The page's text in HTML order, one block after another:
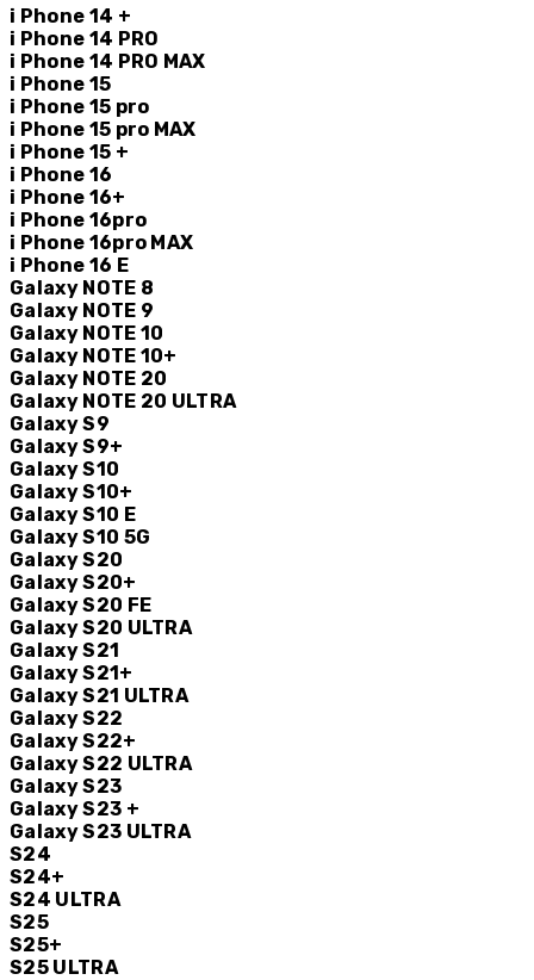
i Phone 14 +
i Phone 14 PRO
i Phone 14 PRO MAX
i Phone 15
i Phone 15 pro
i Phone 15 pro MAX
i Phone 15 +
i Phone 16
i Phone 16+
i Phone 16pro
i Phone 16pro MAX
i Phone 16 E
Galaxy NOTE 8
Galaxy NOTE 9
Galaxy NOTE 10
Galaxy NOTE 10+
Galaxy NOTE 20
Galaxy NOTE 20 ULTRA
Galaxy S9
Galaxy S9+
Galaxy S10
Galaxy S10+
Galaxy S10 E
Galaxy S10 5G
Galaxy S20
Galaxy S20+
Galaxy S20 FE
Galaxy S20 ULTRA
Galaxy S21
Galaxy S21+
Galaxy S21 ULTRA
Galaxy S22
Galaxy S22+
Galaxy S22 ULTRA
Galaxy S23
Galaxy S23 +
Galaxy S23 ULTRA
S24
S24+
S24 ULTRA
S25
S25+
S25 ULTRA